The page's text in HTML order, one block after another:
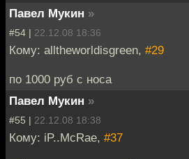
Павел Мукин »
#54 | 22.12.08 18:36
Кому: alltheworldisgreen, #29
по 1000 руб с носа
Павел Мукин »
#55 | 22.12.08 18:38
Кому: iP..McRae, #37